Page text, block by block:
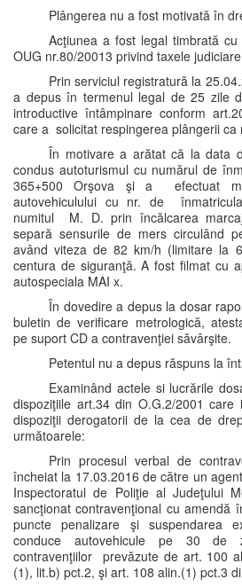
Plângerea nu a fost motivată în
Acţiunea a fost legal timbrată
OUG nr.80/20013 privind taxele
Prin serviciul registratură la
a depus în termenul legal de 25 zile
introductive întâmpinare conform
care a solicitat respingerea plângerii ca
În motivare a arătat că la data
condus autoturismul cu numărul de
365+500 Orşova şi a efectuat
autovehiculului cu nr. de
numitul M. D. prin încălcarea
separă sensurile de mers circulând
având viteza de 82 km/h (limitare la
centura de siguranţă. A fost filmat cu
autospeciala MAI x.
În dovedire a depus la dosar
buletin de verificare metrologică,
pe suport CD a contravenţiei săvârşite.
Petentul nu a depus răspuns la
Examinând actele si lucrările
dispoziţiile art.34 din O.G.2/2001
dispoziţii derogatorii de la cea de
următoarele:
Prin procesul verbal de
încheiat la 17.03.2016 de către un
Inspectoratul de Poliţie al Judeţului
sancţionat contravenţional cu
puncte penalizare şi suspendarea
conduce autovehicule pe 30 de
contravenţiilor prevăzute de art. 100
(1), lit.b) pct.2, şi art. 108 alin.(1) pct.3